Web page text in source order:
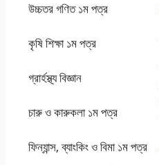
উচ্চতর গণিত ১ম পত্র
কৃষি শিক্ষা ১ম পত্র
গ্রার্হস্থ্য বিজ্ঞান
চারু ও কারুকলা ১ম পত্র
ফিন্যান্স, ব্যাংকিং ও বিমা ১ম পত্র